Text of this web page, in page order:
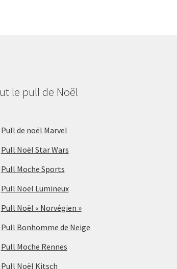
le pull de Noël
Pull de noël Marvel
Pull Noël Star Wars
Pull Moche Sports
Pull Noël Lumineux
Pull Noël « Norvégien »
Pull Bonhomme de Neige
Pull Moche Rennes
Pull Noël Kitsch